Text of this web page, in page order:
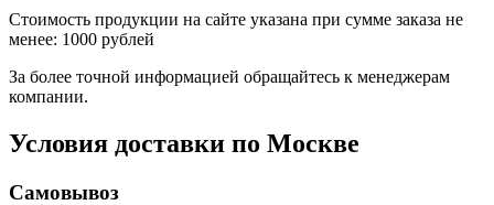
Стоимость продукции на сайте указана при сумме заказа не
менее: 1000 рублей
За более точной информацией обращайтесь к менеджерам
компании.
Условия доставки по Москве
Самовывоз